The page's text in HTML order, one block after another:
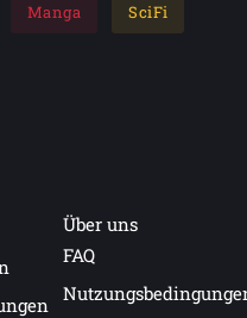
Manga SciFi
Über uns
FAQ